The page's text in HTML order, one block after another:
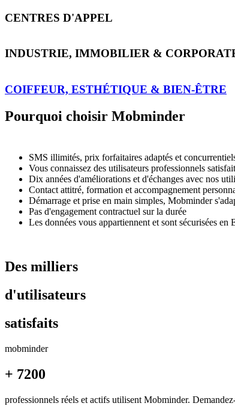
CENTRES D'APPEL
INDUSTRIE, IMMOBILIER &
COIFFEUR, ESTHÉTIQUE & BIEN-ÊTRE
Pourquoi choisir Mobminder
SMS illimités, prix forfaitaires adaptés et
Vous connaissez des utilisateurs professionnels
Dix années d'améliorations et d'échanges avec nos
Contact attitré, formation et accompagnement
Démarrage et prise en main simples, Mobminder
Pas d'engagement contractuel sur la durée
Les données vous appartiennent et sont sécurisées
Des milliers
d'utilisateurs
satisfaits
mobminder
+ 7200
professionnels réels et actifs utilisent Mobminder.